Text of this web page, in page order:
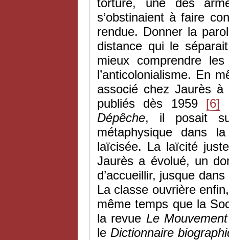
torture, une des
s’obstinaient à faire
rendue. Donner la
distance qui le
mieux comprendre
l’anticolonialisme. En
associé chez Jaurès
publiés dès 1959 [6]
Dépêche, il posait
métaphysique dans
laïcisée. La laïcité
Jaurès a évolué, un
d’accueillir, jusque
La classe ouvrière
même temps que la
la revue Le
le Dictionnaire